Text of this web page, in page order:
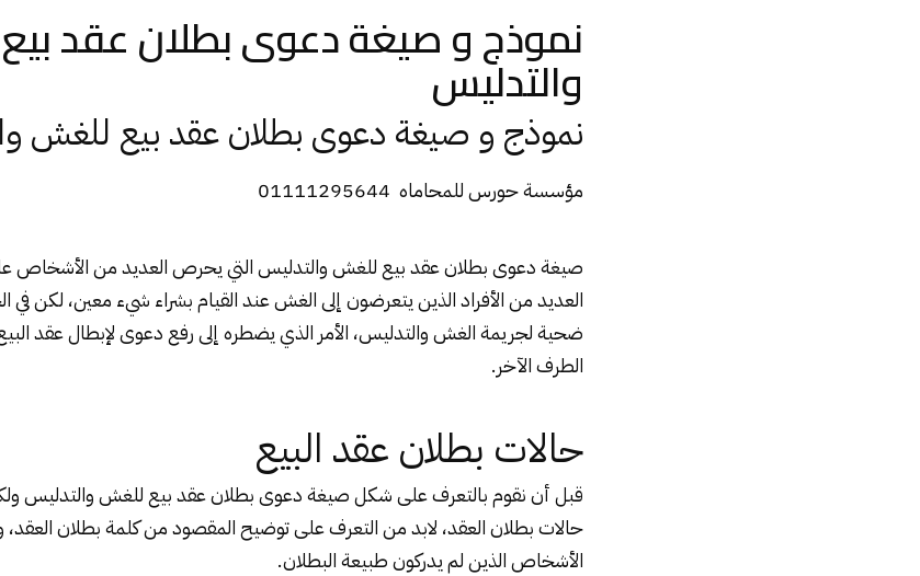
نموذج و صيغة دعوى بطلان عقد
والتدليس
نموذج و صيغة دعوى بطلان عقد بيع للغش
مؤسسة حورس للمحاماه 01111295644
صيغةدعوى بطلان عقد بيع للغش والتدليسالتي يحرص العديد من الأشخاص
العديد من الأفراد الذين يتعرضون إلى الغش عند القيام بشراء شيء معين، لكن في
ضحية لجريمة الغش والتدليس، الأمر الذي يضطره إلى رفع دعوى لإبطال عقد
الطرف الآخر.
حالات بطلان عقد البيع
قبل أن نقوم بالتعرف على شكل صيغة دعوى بطلان عقد بيع للغش والتدليس
حالات بطلان العقد، لابد من التعرف على توضيح المقصود من كلمة بطلان
الأشخاص الذين لم يدركون طبيعة البطلان.